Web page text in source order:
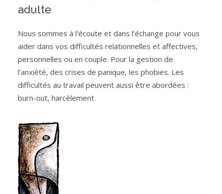
adulte
Nous sommes à l’écoute et dans l’échange pour vous
aider dans vos difficultés relationnelles et affectives,
personnelles ou en couple. Pour la gestion de
l’anxiété, des crises de panique, les phobies. Les
difficultés au travail peuvent aussi être abordées :
burn-out, harcèlement.